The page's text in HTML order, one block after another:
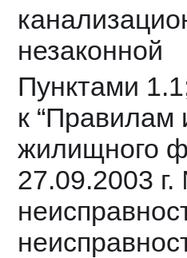
незаконной
Пунктами
к “Правилам
жилищного
27.09.2003